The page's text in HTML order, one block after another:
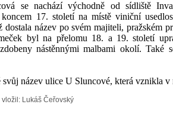
se nachází východně od sídliště
17. století na místě viniční
název po svém majiteli, pražském
byl na přelomu 18. a 19. století
nástěnnými malbami okolí. Také
svůj název ulice U Sluncové, která vznikla v
vložil: Lukáš Čeřovský